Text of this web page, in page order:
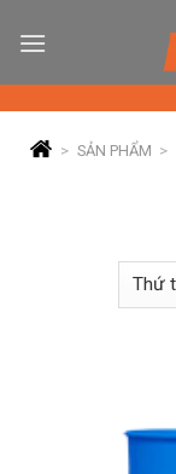
> SẢN PHẨM >